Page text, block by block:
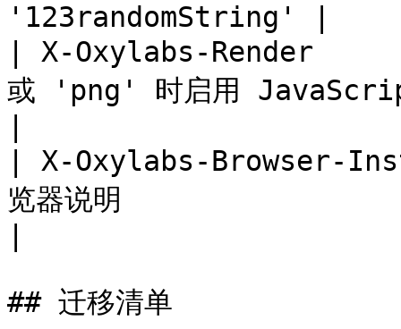
'123randomString' |
| X-Oxylabs-Render
或 'png' 时启用
| X-Oxylabs-Browser-
览器说明
## 迁移清单